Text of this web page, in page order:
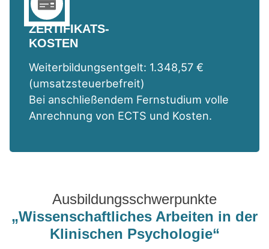
ZERTIFIKATS-
KOSTEN
Weiterbildungsentgelt: 1.348,57 €
(umsatzsteuerbefreit)
Bei anschließendem Fernstudium volle
Anrechnung von ECTS und Kosten.
Ausbildungsschwerpunkte
„Wissenschaftliches Arbeiten in der
Klinischen Psychologie“